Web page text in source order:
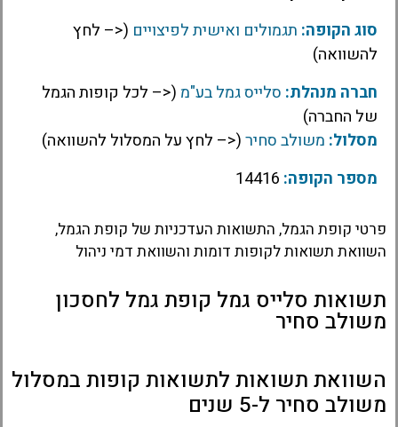
סוג הקופה: תגמולים ואישית לפיצויים (<– לחץ
להשוואה)
חברה מנהלת: סלייס גמל בע"מ (<– לכל קופות הגמל
של החברה)
מסלול: משולב סחיר(<– לחץ על המסלול להשוואה)
מספר הקופה:
פרטי קופת הגמל, התשואות העדכניות של קופת הגמל,
השוואת תשואות לקופות דומות והשוואת דמי ניהול
תשואות סלייס גמל קופת גמל לחסכון
משולב סחיר
השוואת תשואות לתשואות קופות במסלול
משולב סחיר ל-5 שנים